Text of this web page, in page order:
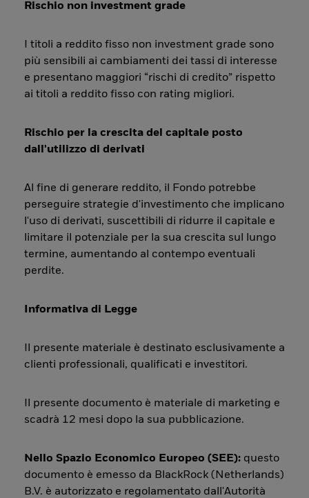
Rischio non investment grade
I titoli a reddito fisso non investment grade sono
più sensibili ai cambiamenti dei tassi di interesse
e presentano maggiori “rischi di credito” rispetto
ai titoli a reddito fisso con rating migliori.
Rischio per la crescita del capitale posto
dall'utilizzo di derivati
Al fine di generare reddito, il Fondo potrebbe
perseguire strategie d'investimento che implicano
l'uso di derivati, suscettibili di ridurre il capitale e
limitare il potenziale per la sua crescita sul lungo
termine, aumentando al contempo eventuali
perdite.
Informativa di Legge
Il presente materiale è destinato esclusivamente a
clienti professionali, qualificati e investitori.
Il presente documento è materiale di marketing e
scadrà 12 mesi dopo la sua pubblicazione.
Nello Spazio Economico Europeo (SEE): questo
documento è emesso da BlackRock (Netherlands)
B.V. è autorizzato e regolamentato dall'Autorità